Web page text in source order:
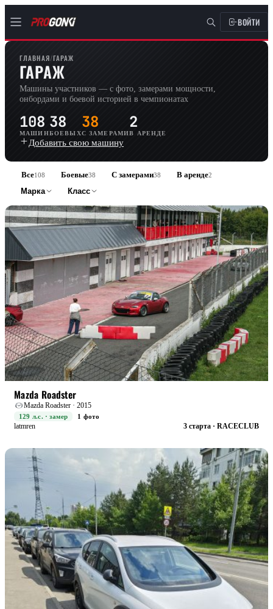
ВОЙТИ
ГЛАВНАЯ/ГАРАЖ
ГАРАЖ
Машины участников — с фото, замерами мощности,
онбордами и боевой историей в чемпионатах
108
МАШИН
38
БОЕВЫХ
38
С ЗАМЕРАМИ
2
В АРЕНДЕ
Добавить свою машину
Все108 Боевые38 С замерами38 В аренде2
Марка Класс
Mazda Roadster
Mazda Roadster · 2015
129 л.с. · замер
1 фото
latmren
3 старта · RACECLUB